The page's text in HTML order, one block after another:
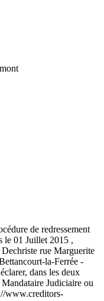
de redressement
le 01 Juillet 2015 ,
rue Marguerite
la-Ferrée -
dans les deux
Judiciaire ou
www.creditors-